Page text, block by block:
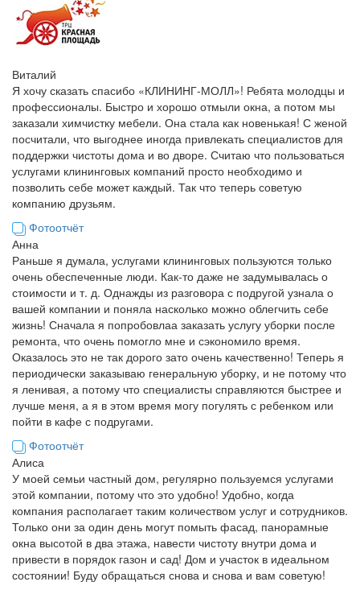
Виталий
Я хочу сказать спасибо «КЛИНИНГ-МОЛЛ»! Ребята молодцы и
профессионалы. Быстро и хорошо отмыли окна, а потом мы
заказали химчистку мебели. Она стала как новенькая! С женой
посчитали, что выгоднее иногда привлекать специалистов для
поддержки чистоты дома и во дворе. Считаю что пользоваться
услугами клининговых компаний просто необходимо и
позволить себе может каждый. Так что теперь советую
компанию друзьям.
Фотоотчёт
Анна
Раньше я думала, услугами клининговых пользуются только
очень обеспеченные люди. Как-то даже не задумывалась о
стоимости и т. д. Однажды из разговора с подругой узнала о
вашей компании и поняла насколько можно облегчить себе
жизнь! Сначала я попробовлаа заказать услугу уборки после
ремонта, что очень помогло мне и сэкономило время.
Оказалось это не так дорого зато очень качественно! Теперь я
периодически заказываю генеральную уборку, и не потому что
я ленивая, а потому что специалисты справляются быстрее и
лучше меня, а я в этом время могу погулять с ребенком или
пойти в кафе с подругами.
Фотоотчёт
Алиса
У моей семьи частный дом, регулярно пользуемся услугами
этой компании, потому что это удобно! Удобно, когда
компания располагает таким количеством услуг и сотрудников.
Только они за один день могут помыть фасад, панорамные
окна высотой в два этажа, навести чистоту внутри дома и
привести в порядок газон и сад! Дом и участок в идеальном
состоянии! Буду обращаться снова и снова и вам советую!